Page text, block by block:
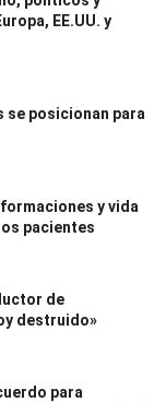
EE.UU. y
posicionan para
y vida
pacientes
de
destruido»
para